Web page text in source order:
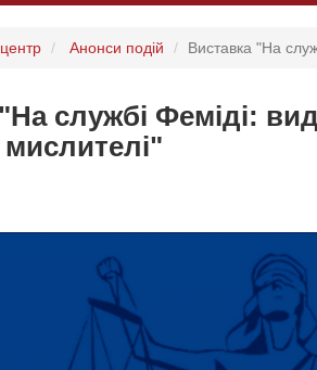
Анонси подій Виставка "На
службі Феміді: